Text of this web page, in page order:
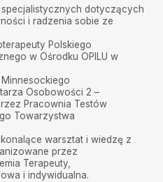
dotyczących
i radzenia sobie ze
Polskiego
w Ośrodku OPILU w
Osobowości 2 –
Pracownia Testów
Towarzystwa
warsztat i wiedzę z
przez
Terapeuty,
i indywidualna.